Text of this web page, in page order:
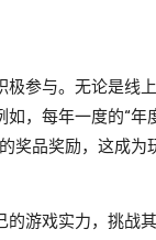
极参与。无论是线
，每年一度的“年
奖品奖励，这成为
的游戏实力，挑战